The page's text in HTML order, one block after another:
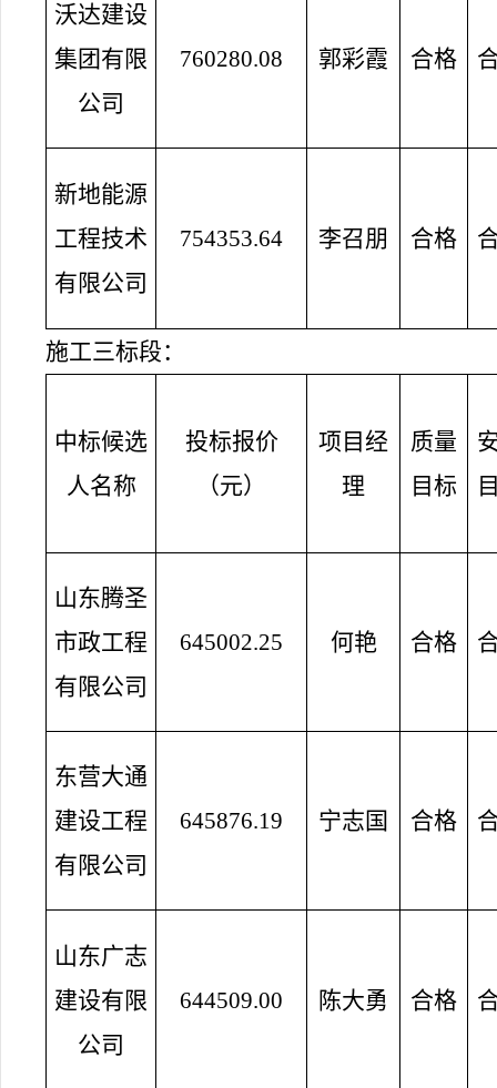
沃达建设
集团有限
公司
760280.08 郭彩霞 合格
新地能源
工程技术
有限公司
754353.64 李召朋 合格
施工三标段：
中标候选
人名称
投标报价
（元）
项目经
理
质量
目标
山东腾圣
市政工程
有限公司
645002.25 何艳 合格
东营大通
建设工程
有限公司
645876.19 宁志国 合格
山东广志
建设有限
公司
644509.00 陈大勇 合格